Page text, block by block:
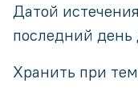
Датой
последний день
Хранить при